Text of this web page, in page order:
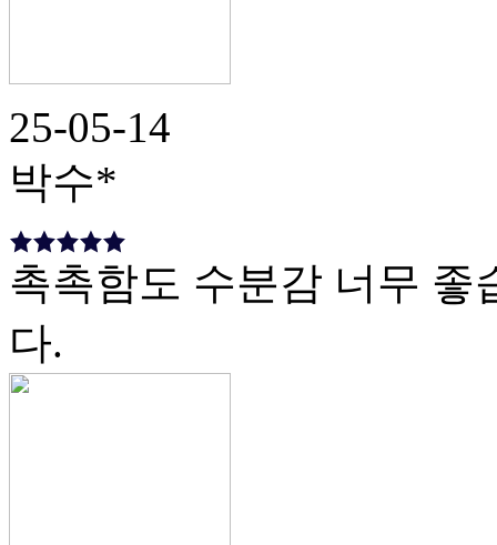
25-05-14
박수*
촉촉함도 수분감 너무 좋
다.